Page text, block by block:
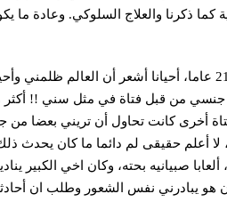
كما ذكرنا والعلاج السلوكي. وعادة
من قبل فتاة في مثل سني !! أكثر من
أخرى كانت تحاول أن تريني بعضا
لا أعلم حقيقى لم دائما ما كان يحدث
هو يبادرني نفس الشعور وطلب ان